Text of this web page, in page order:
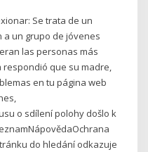
Se trata de un
un grupo de jóvenes
las personas más
que su madre,
en tu página web
o sdílení polohy došlo k
do hledání odkazuje